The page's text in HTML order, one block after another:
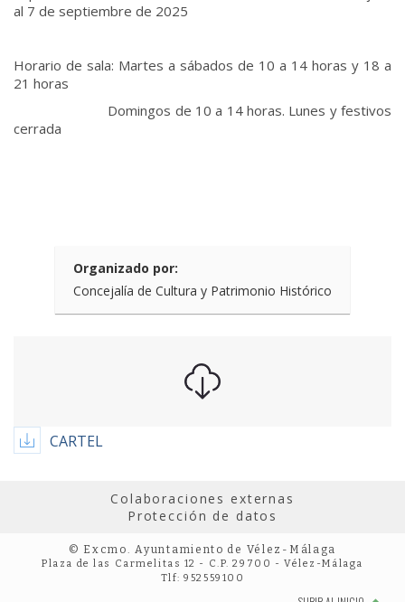
al 7 de septiembre de 2025
Horario de sala: Martes a sábados de 10 a 14 horas y 18 a
21 horas
Domingos de 10 a 14 horas. Lunes y festivos
cerrada
Organizado por:
Concejalía de Cultura y Patrimonio Histórico
CARTEL
Colaboraciones externas
Protección de datos
© Excmo. Ayuntamiento de Vélez-Málaga
Plaza de las Carmelitas 12 - C.P. 29700 - Vélez-Málaga
Tlf: 952559100